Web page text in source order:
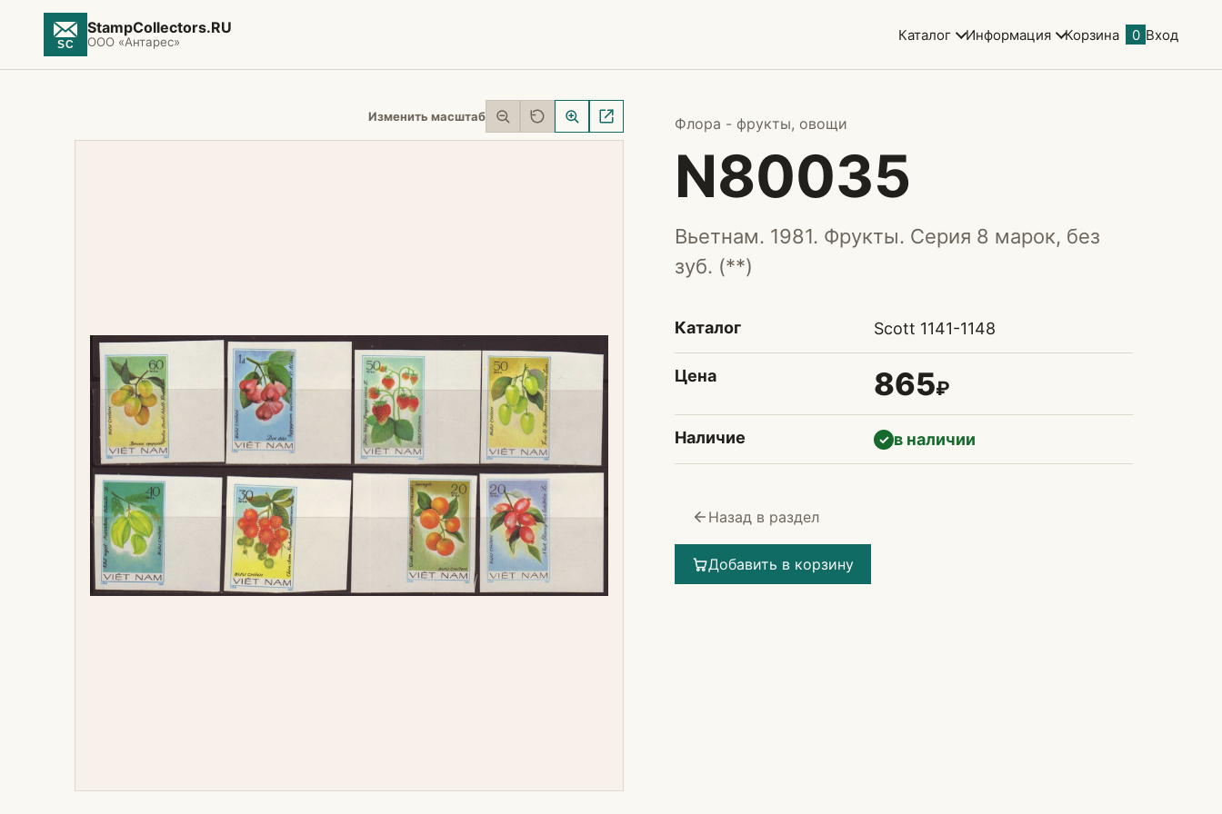
StampCollectors.RU
ООО «Антарес» Каталог Информация Корзина 0 Вход
Изменить масштаб Флора - фрукты, овощи
N80035
Вьетнам. 1981. Фрукты. Серия 8 марок, без
зуб. (**)
Каталог Scott 1141-1148
Цена 865₽
Наличие ✓ в наличии
Назад в раздел
Добавить в корзину